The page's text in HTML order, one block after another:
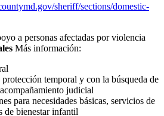
sheriff/sections/domestic-
a personas afectadas por violencia
Más información:
temporal y con la búsqueda de
judicial
para necesidades básicas, servicios de
de bienestar infantil